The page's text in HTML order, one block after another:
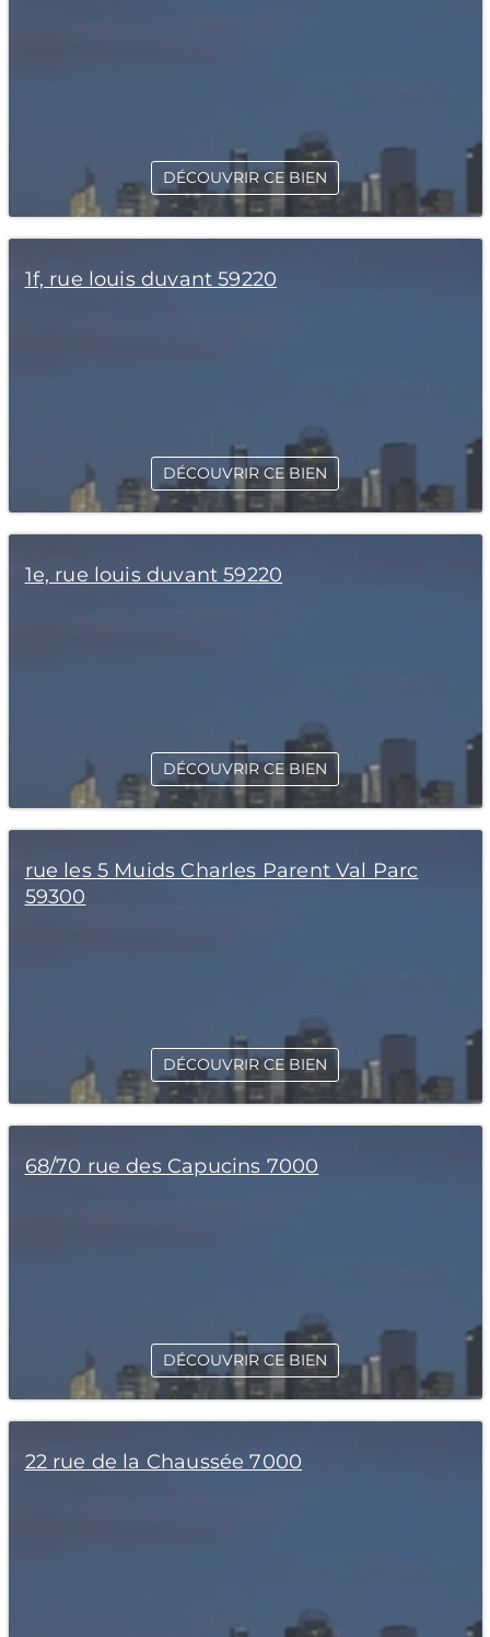
DÉCOUVRIR CE BIEN
1f, rue louis duvant 59220
DÉCOUVRIR CE BIEN
1e, rue louis duvant 59220
DÉCOUVRIR CE BIEN
rue les 5 Muids Charles Parent Val Parc
59300
DÉCOUVRIR CE BIEN
68/70 rue des Capucins 7000
DÉCOUVRIR CE BIEN
22 rue de la Chaussée 7000